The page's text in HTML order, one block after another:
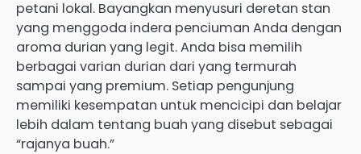
petani lokal. Bayangkan menyusuri deretan stan
yang menggoda indera penciuman Anda dengan
aroma durian yang legit. Anda bisa memilih
berbagai varian durian dari yang termurah
sampai yang premium. Setiap pengunjung
memiliki kesempatan untuk mencicipi dan belajar
lebih dalam tentang buah yang disebut sebagai
“rajanya buah.”